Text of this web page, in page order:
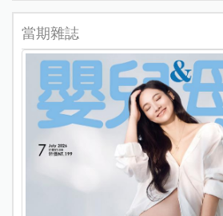
當期雜誌